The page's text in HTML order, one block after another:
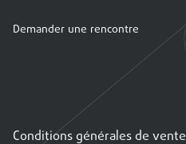
Demander une rencontre
Conditions générales de vente